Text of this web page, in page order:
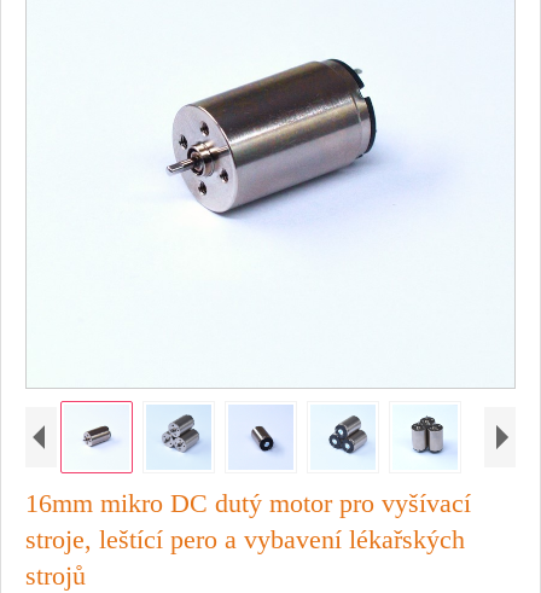
16mm mikro DC dutý motor pro vyšívací
stroje, leštící pero a vybavení lékařských
strojů